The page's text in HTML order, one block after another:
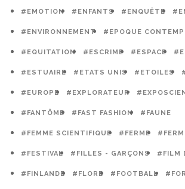
#EMOTION #ENFANTS #ENQUÊTE
#ENVIRONNEMENT #EPOQUE
#EQUITATION #ESCRIME #ESPACE
#ESTUAIRE #ETATS UNIS #ETOILES
#EUROPE #EXPLORATEUR
#FANTÔME #FAST FASHION #FAUNE
#FEMME SCIENTIFIQUE #FERME
#FESTIVAL #FILLES - GARÇONS #FILM
#FINLANDE #FLORE #FOOTBALL